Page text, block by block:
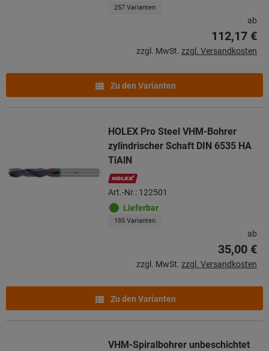
257 Varianten
ab
112,17 €
zzgl. MwSt. zzgl. Versandkosten
Zu den Varianten
HOLEX Pro Steel VHM-Bohrer
zylindrischer Schaft DIN 6535 HA
TiAlN
Art.-Nr.: 122501
Lieferbar
185 Varianten
ab
35,00 €
zzgl. MwSt. zzgl. Versandkosten
Zu den Varianten
VHM-Spiralbohrer unbeschichtet